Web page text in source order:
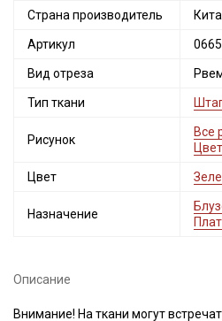
Страна производитель
Артикул
Вид отреза
Тип ткани
Рисунок
Все
Цвет
Назначение
Описание
Внимание! На ткани могут